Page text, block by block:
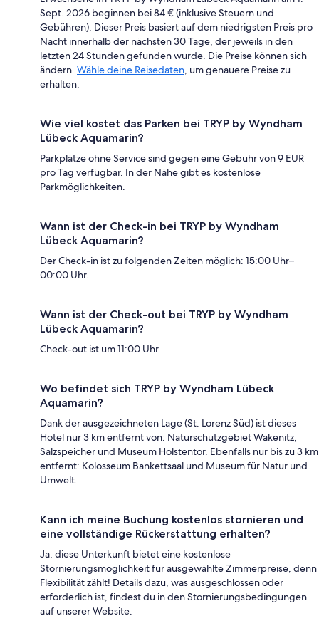
Sept. 2026 beginnen bei 84 € (inklusive Steuern und
Gebühren). Dieser Preis basiert auf dem niedrigsten Preis pro
Nacht innerhalb der nächsten 30 Tage, der jeweils in den
letzten 24 Stunden gefunden wurde. Die Preise können sich
ändern. Wähle deine Reisedaten, um genauere Preise zu
erhalten.
Wie viel kostet das Parken bei TRYP by Wyndham
Lübeck Aquamarin?
Parkplätze ohne Service sind gegen eine Gebühr von 9 EUR
pro Tag verfügbar. In der Nähe gibt es kostenlose
Parkmöglichkeiten.
Wann ist der Check-in bei TRYP by Wyndham
Lübeck Aquamarin?
Der Check-in ist zu folgenden Zeiten möglich: 15:00 Uhr–
00:00 Uhr.
Wann ist der Check-out bei TRYP by Wyndham
Lübeck Aquamarin?
Check-out ist um 11:00 Uhr.
Wo befindet sich TRYP by Wyndham Lübeck
Aquamarin?
Dank der ausgezeichneten Lage (St. Lorenz Süd) ist dieses
Hotel nur 3 km entfernt von: Naturschutzgebiet Wakenitz,
Salzspeicher und Museum Holstentor. Ebenfalls nur bis zu 3 km
entfernt: Kolosseum Bankettsaal und Museum für Natur und
Umwelt.
Kann ich meine Buchung kostenlos stornieren und
eine vollständige Rückerstattung erhalten?
Ja, diese Unterkunft bietet eine kostenlose
Stornierungsmöglichkeit für ausgewählte Zimmerpreise, denn
Flexibilität zählt! Details dazu, was ausgeschlossen oder
erforderlich ist, findest du in den Stornierungsbedingungen
auf unserer Website.